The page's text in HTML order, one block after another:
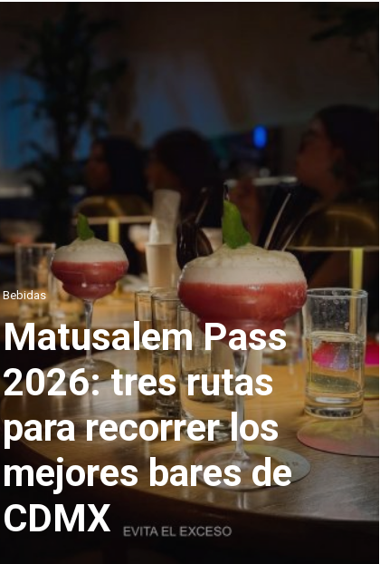
Bebidas
Matusalem Pass
2026: tres rutas
para recorrer los
mejores bares de
CDMX